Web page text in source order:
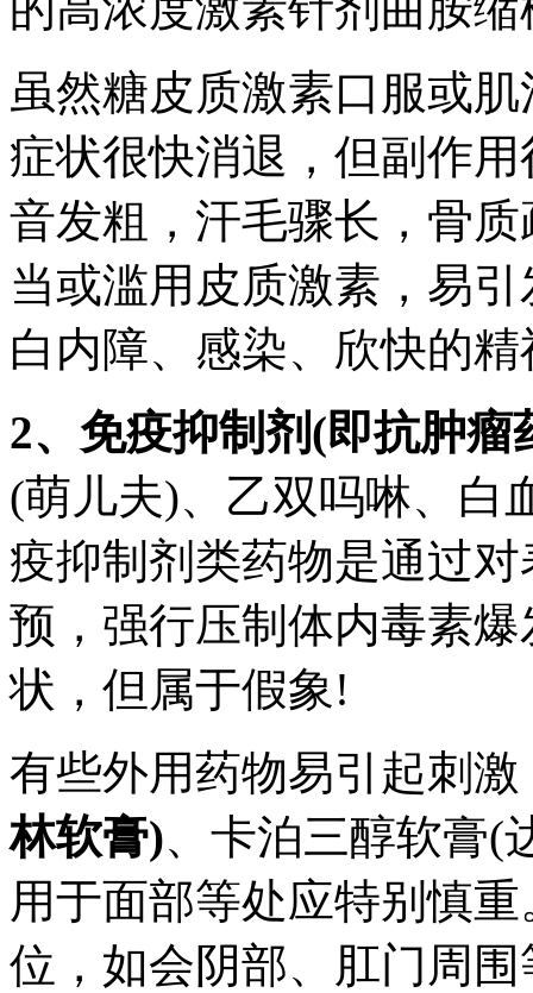
虽然糖皮质激素口服或
症状很快消退，但副作
音发粗，汗毛骤长，骨
当或滥用皮质激素，易
白内障、感染、欣快的
2、免疫抑制剂(即抗肿瘤
(萌儿夫)、乙双吗啉、白
疫抑制剂类药物是通过
预，强行压制体内毒素
状，但属于假象!
有些外用药物易引起刺
林软膏)、卡泊三醇软膏(
用于面部等处应特别慎
位，如会阴部、肛门周围